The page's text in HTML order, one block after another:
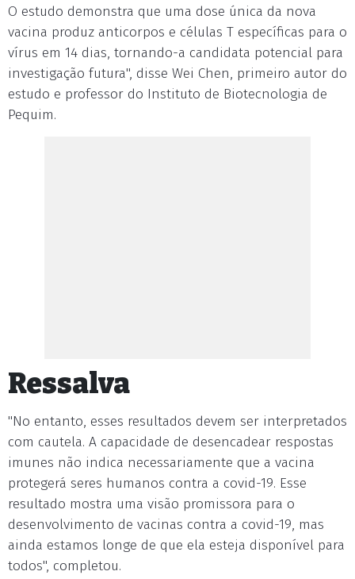
O estudo demonstra que uma dose única da nova
vacina produz anticorpos e células T específicas para o
vírus em 14 dias, tornando-a candidata potencial para
investigação futura", disse Wei Chen, primeiro autor do
estudo e professor do Instituto de Biotecnologia de
Pequim.
Ressalva
"No entanto, esses resultados devem ser interpretados
com cautela. A capacidade de desencadear respostas
imunes não indica necessariamente que a vacina
protegerá seres humanos contra a covid-19. Esse
resultado mostra uma visão promissora para o
desenvolvimento de vacinas contra a covid-19, mas
ainda estamos longe de que ela esteja disponível para
todos", completou.